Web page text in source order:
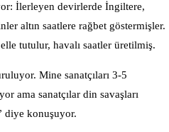
İlerleyen devirlerde İngiltere,
altın saatlere rağbet göstermişler.
tutulur, havalı saatler üretilmiş.
Mine sanatçıları 3-5
ama sanatçılar din savaşları
diye konuşuyor.